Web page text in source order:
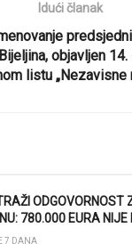
Idući članak
objavljen
listu „Nezavisne
ODGOVORNOST
780.000 EURA
7 DANA